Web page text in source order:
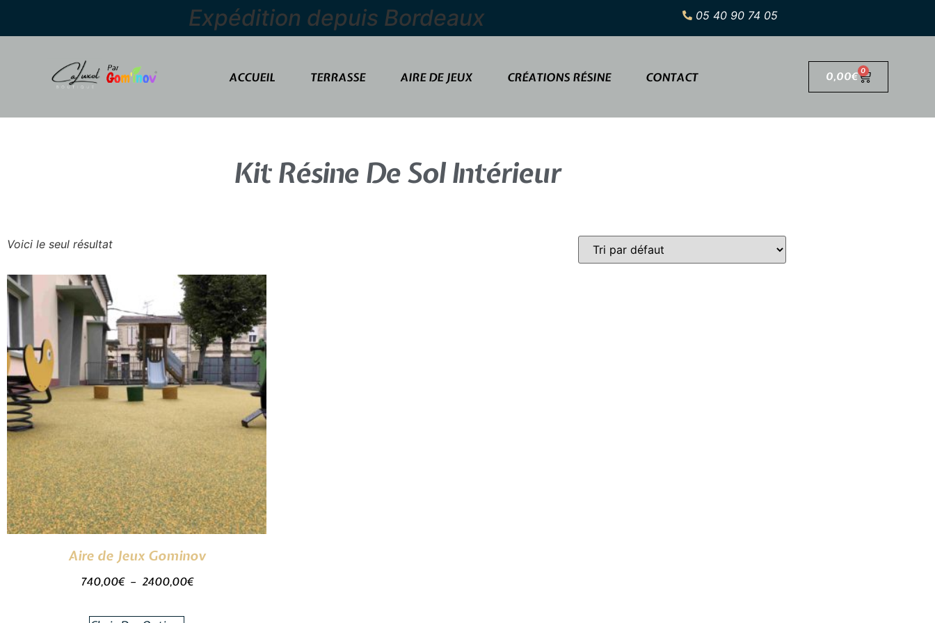
Expédition depuis Bordeaux 05 40 90 74 05
ACCUEIL TERRASSE AIRE DE JEUX CRÉATIONS RÉSINE CONTACT 0,00€ 0
Kit Résine De Sol Intérieur
Voici le seul résultat
Aire de Jeux Gominov
740,00€ – 2400,00€